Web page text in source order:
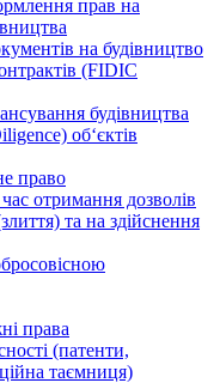
прав на
на будівництво
(FIDIC
будівництва
об‘єктів
право
отримання дозволів
та на здійснення
права
(патенти,
таємниця)